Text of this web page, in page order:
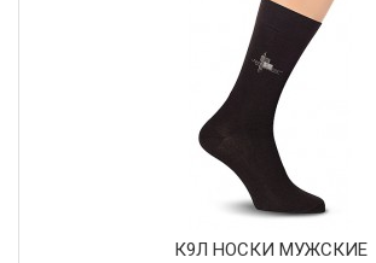
К9Л НОСКИ МУЖСКИЕ